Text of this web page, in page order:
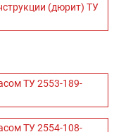
(дюрит) ТУ
ТУ 2553-189-
ТУ 2554-108-